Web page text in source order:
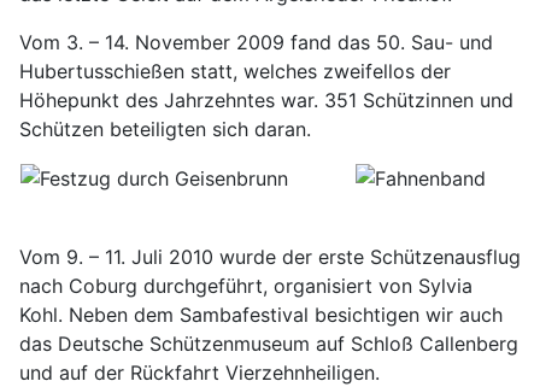
Vom 3. – 14. November 2009 fand das 50. Sau- und
Hubertusschießen statt, welches zweifellos der
Höhepunkt des Jahrzehntes war. 351 Schützinnen und
Schützen beteiligten sich daran.
Vom 9. – 11. Juli 2010 wurde der erste Schützenausflug
nach Coburg durchgeführt, organisiert von Sylvia
Kohl. Neben dem Sambafestival besichtigen wir auch
das Deutsche Schützenmuseum auf Schloß Callenberg
und auf der Rückfahrt Vierzehnheiligen.